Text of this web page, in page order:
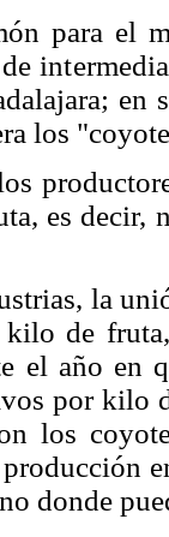
para el
en
los
es
la
kilo de
el año en
por kilo
los
donde